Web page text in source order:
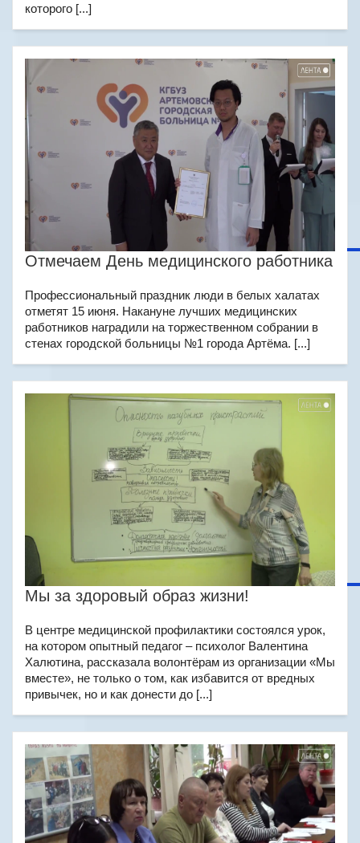
которого [...]
Отмечаем День медицинского работника
Профессиональный праздник люди в белых халатах
отметят 15 июня. Накануне лучших медицинских
работников наградили на торжественном собрании в
стенах городской больницы №1 города Артёма. [...]
Мы за здоровый образ жизни!
В центре медицинской профилактики состоялся урок,
на котором опытный педагог – психолог Валентина
Халютина, рассказала волонтёрам из организации «Мы
вместе», не только о том, как избавится от вредных
привычек, но и как донести до [...]